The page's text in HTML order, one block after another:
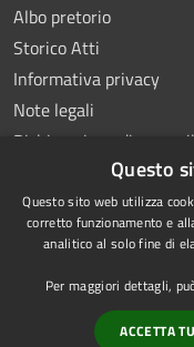
Albo pretorio
Storico Atti
Informativa privacy
Note legali
Dichiarazione di
RSS
Accessibilità
Questo
Questo sito web utilizza
corretto funzionamento e
analitico al solo fine di
Per maggiori dettagli,
ACCETTA